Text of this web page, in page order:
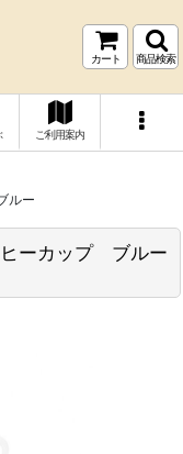
カート 商品検索
ご利用案内
ルー
ヒーカップ ブルー